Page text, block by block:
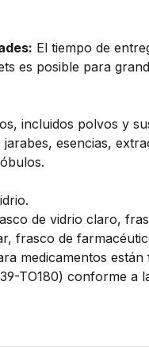
El tiempo de
es posible para
incluidos polvos y
esencias,
de vidrio claro,
frasco de
medicamentos
TO180) conforme a